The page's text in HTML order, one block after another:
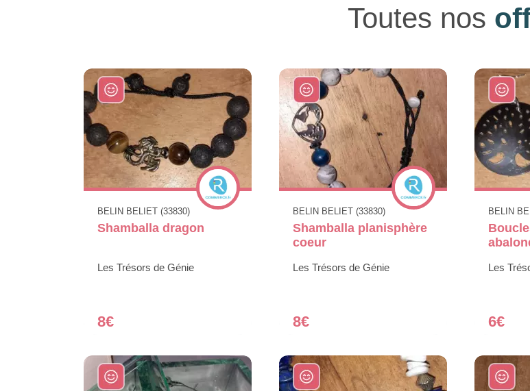
Toutes nos
BELIN BELIET (33830)
Shamballa dragon
Les Trésors de Génie
8€
BELIN BELIET (33830)
Shamballa planisphère
coeur
Les Trésors de Génie
8€
BELIN
Les
6€